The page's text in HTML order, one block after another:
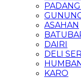
ASAHAN
DAIRI
DELI
KARO